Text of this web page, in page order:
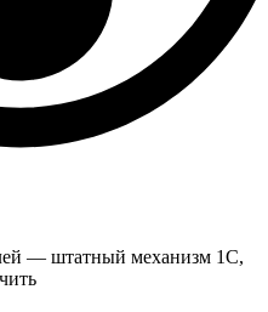
— штатный механизм 1С,